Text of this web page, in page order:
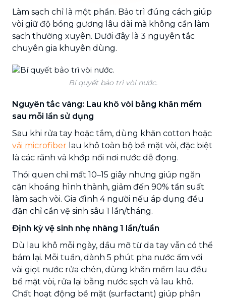
Làm sạch chỉ là một phần. Bảo trì đúng cách giúp
vòi giữ độ bóng gương lâu dài mà không cần làm
sạch thường xuyên. Dưới đây là 3 nguyên tắc
chuyên gia khuyên dùng.
Bí quyết bảo trì vòi nước.
Nguyên tắc vàng: Lau khô vòi bằng khăn mềm
sau mỗi lần sử dụng
Sau khi rửa tay hoặc tắm, dùng khăn cotton hoặc
vải microfiber lau khô toàn bộ bề mặt vòi, đặc biệt
là các rãnh và khớp nối nơi nước dễ đọng.
Thói quen chỉ mất 10–15 giây nhưng giúp ngăn
cặn khoáng hình thành, giảm đến 90% tần suất
làm sạch vòi. Gia đình 4 người nếu áp dụng đều
đặn chỉ cần vệ sinh sâu 1 lần/tháng.
Định kỳ vệ sinh nhẹ nhàng 1 lần/tuần
Dù lau khô mỗi ngày, dầu mỡ từ da tay vẫn có thể
bám lại. Mỗi tuần, dành 5 phút pha nước ấm với
vài giọt nước rửa chén, dùng khăn mềm lau đều
bề mặt vòi, rửa lại bằng nước sạch và lau khô.
Chất hoạt động bề mặt (surfactant) giúp phân